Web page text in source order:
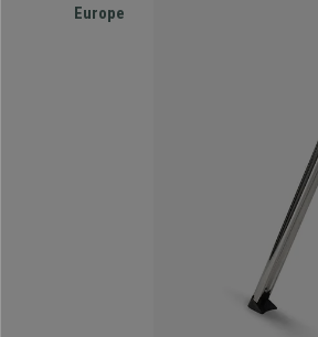
Europe